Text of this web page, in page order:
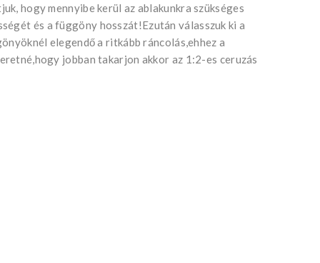
hogy mennyibe kerül az ablakunkra szükséges
és a függöny hosszát!Ezután válasszuk ki a
elegendő a ritkább ráncolás,ehhez a
jobban takarjon akkor az 1:2-es ceruzás